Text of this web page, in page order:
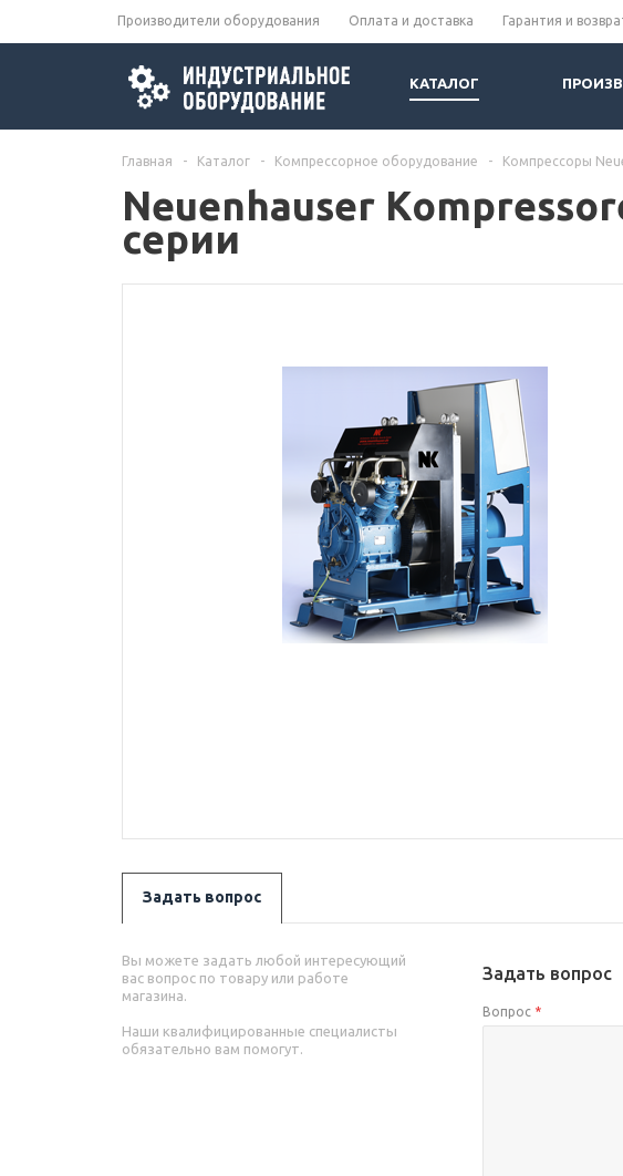
Производители оборудования Оплата и доставка Гарантия и
КАТАЛОГ
Главная - Каталог - Компрессорное оборудование - Компрессоры
Neuenhauser
серии
Задать вопрос
Вы можете задать любой интересующий
вас вопрос по товару или работе
магазина.
Наши квалифицированные специалисты
обязательно вам помогут.
Задать вопрос
Вопрос *